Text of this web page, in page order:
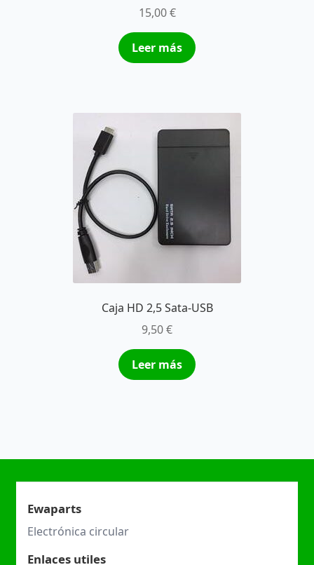
15,00€
Leer más
Caja HD 2,5 Sata-USB
9,50€
Leer más
Ewaparts
Electrónica circular
Enlaces utiles